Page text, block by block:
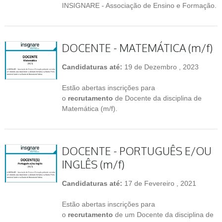
INSIGNARE - Associação de Ensino e Formação.
DOCENTE - MATEMÁTICA (m/f)
Candidaturas até: 19 de Dezembro , 2023
Estão abertas inscrições para
o recrutamento de Docente da disciplina de
Matemática (m/f).
DOCENTE - PORTUGUÊS E/OU
INGLÊS (m/f)
Candidaturas até: 17 de Fevereiro , 2021
Estão abertas inscrições para
o recrutamento de um Docente da disciplina de